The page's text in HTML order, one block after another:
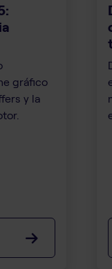
gráfico
y la